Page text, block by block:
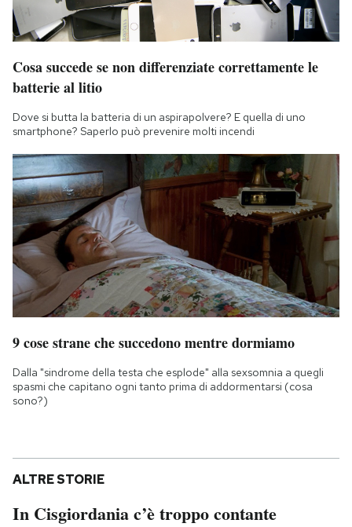
Cosa succede se non differenziate correttamente le
batterie al litio
Dove si butta la batteria di un aspirapolvere? E quella di uno
smartphone? Saperlo può prevenire molti incendi
9 cose strane che succedono mentre dormiamo
Dalla "sindrome della testa che esplode" alla sexsomnia a quegli
spasmi che capitano ogni tanto prima di addormentarsi (cosa
sono?)
ALTRE STORIE
In Cisgiordania c’è troppo contante